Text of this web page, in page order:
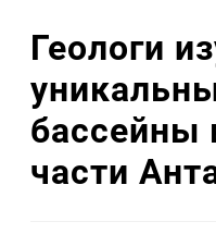
Геологи
бассейны
части